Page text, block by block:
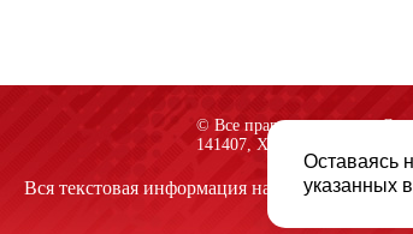
© Все права защищены
141407, Химки, Куркинское
Вся текстовая информация на сайте
Оставаясь
указанных в